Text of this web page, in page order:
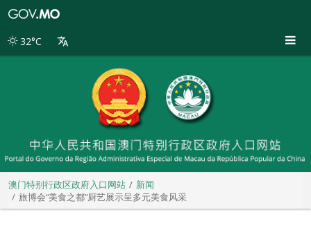
别
32°C
澳门特别行政区政府入口网站
新闻
旅博会“美食之都”厨艺展示呈多元美食风采